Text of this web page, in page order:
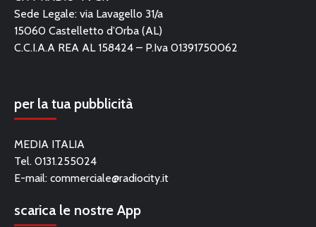
Sede Legale: via Lavagello 31/a
15060 Castelletto d’Orba (AL)
C.C.I.A.A REA AL 158424 – P.Iva 01391750062
per la tua pubblicità
MEDIA ITALIA
Tel. 0131.255024
E-mail: commerciale@radiocity.it
scarica le nostre App